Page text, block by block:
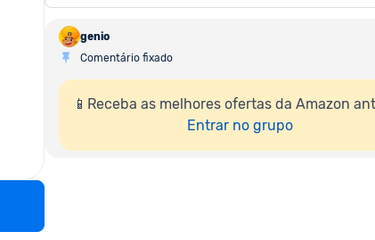
genio
Comentário fixado
📱Receba as melhores ofertas da Amazon
Entrar no grupo